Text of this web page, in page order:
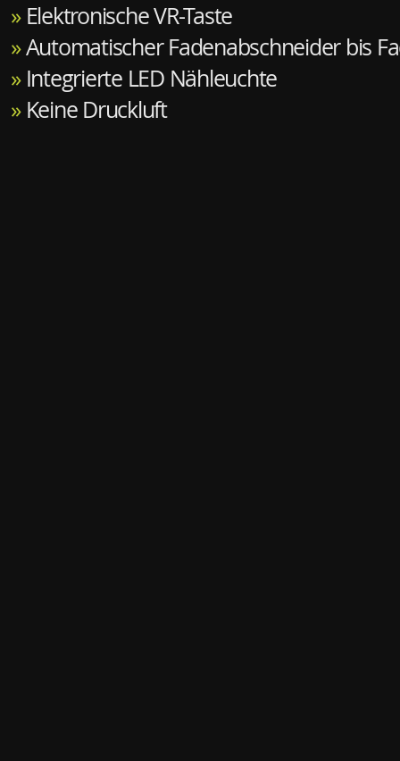
» Elektronische VR-Taste
»Automatischer Fadenabschneider bis
» Integrierte LED Nähleuchte
» Keine Druckluft